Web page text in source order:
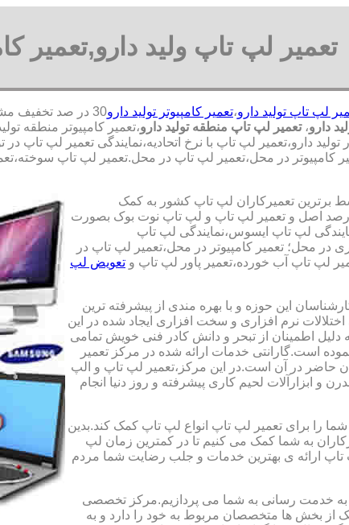
تعمیر لپ تاپ ولید دارو,تعمیر
لپ تاپ تولید دارو،تعمیر کامپیوتر تولید دارو
دارو، تعمیر لپ تاپ منطقه تولید دارو،تعمیر کامپیوتر منطقه
دارو،تعمیر لپ تاپ با نرخ اتحادیه،نمایندگی تعمیر لپ تاپ در
در محل،تعمیر لپ تاپ در محل.تعمیر لپ تاپ
برترین تعمیرکاران لپ تاپ کشور به کمک
تجهیزات تعمیر و بکارگیری قطعات 100 درصد اصل و تعمیر لپ تاپ و لپ تاپ نوت بوک بصورت
لپ تاپ ایسوس،نمایندگی لپ تاپ
در محل؛ تعمیر کامپیوتر در محل،تعمیر لپ تاپ در
لپ تاپ آب خورده،تعمیر پاور لپ تاپ و تعویض لپ
این حوزه و با بهره مندی از پیشرفته ترین
نرم افزاری و سخت افزاری ایجاد شده در این
اطمینان از تبحر و دانش کادر فنی خویش تمامی
است.گارانتی خدمات ارائه شده در مرکز تعمیر
حاضر در آن است.در این مرکز،تعمیر لپ تاپ و الپ
و ابزارآلات لحیم کاری پیشرفته و روز دنیا انجام
را برای تعمیر لپ تاپ انواع لپ تاپ کمک کند.بدین
به شما کمک می کنیم تا در کمترین زمان لپ
ارائه ی بهترین خدمات و جلب رضایت شما مردم
به خدمت رسانی به شما می پردازیم.مرکز تخصصی
بخش ها متخصصان مربوط به خود را دارد و به